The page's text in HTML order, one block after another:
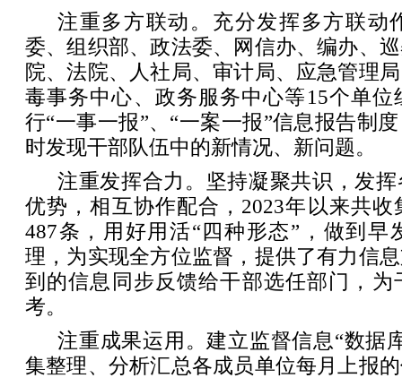
注重多方联动。充分发挥多方联动
委、组织部、政法委、网信办、编办、
院、法院、人社局、审计局、应急管理
毒事务中心、政务服务中心等15个单
行“一事一报”、“一案一报”信息报告制
时发现干部队伍中的新情况、新问题。
注重发挥合力。坚持凝聚共识，发
优势，相互协作配合，2023年以来共
487条，用好用活“四种形态”，做到早
理，为实现全方位监督，提供了有力信
到的信息同步反馈给干部选任部门，为
考。
注重成果运用。建立监督信息“数据
集整理、分析汇总各成员单位每月上报